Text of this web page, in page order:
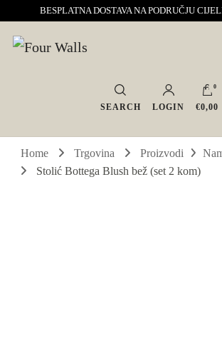
BESPLATNA DOSTAVA NA PODRUČJU
Four Walls
Sve za interijer po Vašoj mjeri. Salon namještaja,
Interijeri s karakterom
SEARCH LOGIN
0
€0,00
Home Trgovina Proizvodi
Stolić Bottega Blush bež (set 2 kom)